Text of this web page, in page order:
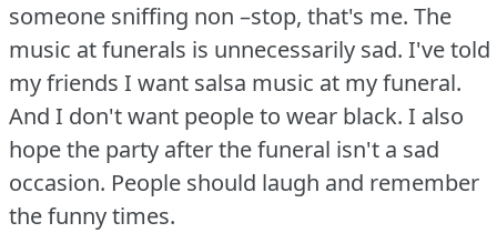
someone sniffing non –stop, that's me. The
music at funerals is unnecessarily sad. I've told
my friends I want salsa music at my funeral.
And I don't want people to wear black. I also
hope the party after the funeral isn't a sad
occasion. People should laugh and remember
the funny times.